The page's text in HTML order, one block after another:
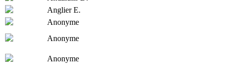
Anglier E.
Anonyme
Anonyme
Anonyme